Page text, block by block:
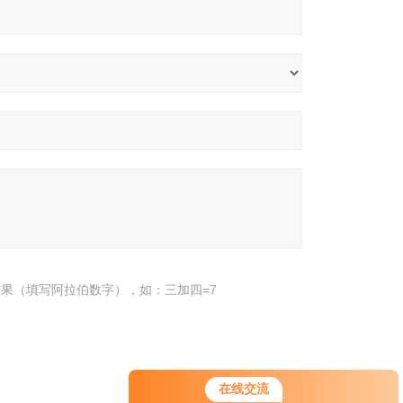
在线交流
（填写阿拉伯数字），如：三加四=7